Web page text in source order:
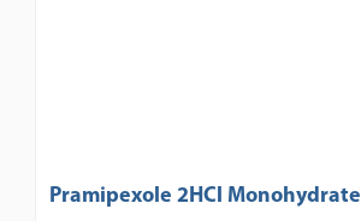
Pramipexole 2HCl Monohydrate